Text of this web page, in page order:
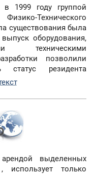
Госкорпорация
атомной
место в мире по
четвёртое
энергии,
услуг по обогащению
в 1999 году группой
Технического
существования была
оборудования,
техническими
позволили
статус резидента
С сентября 2011 года
разработки и
3D-зрения,
объектов реального
выделенных
использует только